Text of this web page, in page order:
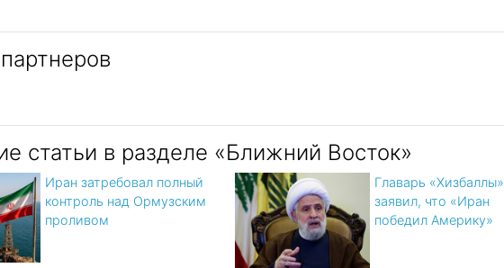
статьи в разделе «Ближний Восток»
Иран затребовал полный
контроль над Ормузским
проливом
Главарь «Хизбаллы»
заявил, что «Иран
победил Америку»